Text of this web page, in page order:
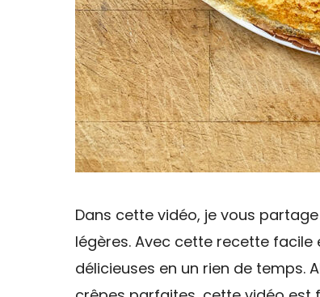
Dans cette vidéo, je vous
légères. Avec cette recette
délicieuses en un rien de temps.